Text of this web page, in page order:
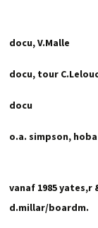
docu, V.Malle
docu, tour
docu
o.a. simpson,
vanaf 1985 yates,r
d.millar/boardm.